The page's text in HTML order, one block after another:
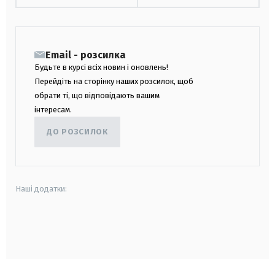
Email - розсилка
Будьте в курсі всіх новин і оновлень!
Перейдіть на сторінку наших розсилок, щоб
обрати ті, що відповідають вашим
інтересам.
ДО РОЗСИЛОК
Наші додатки: